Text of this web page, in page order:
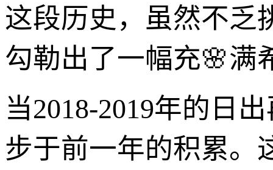
这段历史，虽然不乏
勾勒出了一幅充🌸满
当2018-2019年的日
步于前一年的积累。